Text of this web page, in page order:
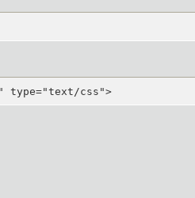
sans-serif;
type="text/css">